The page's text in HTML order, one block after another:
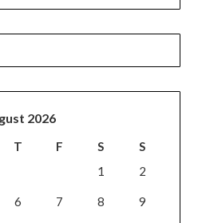
2026
T F S
S
1
2
6 7 8 9